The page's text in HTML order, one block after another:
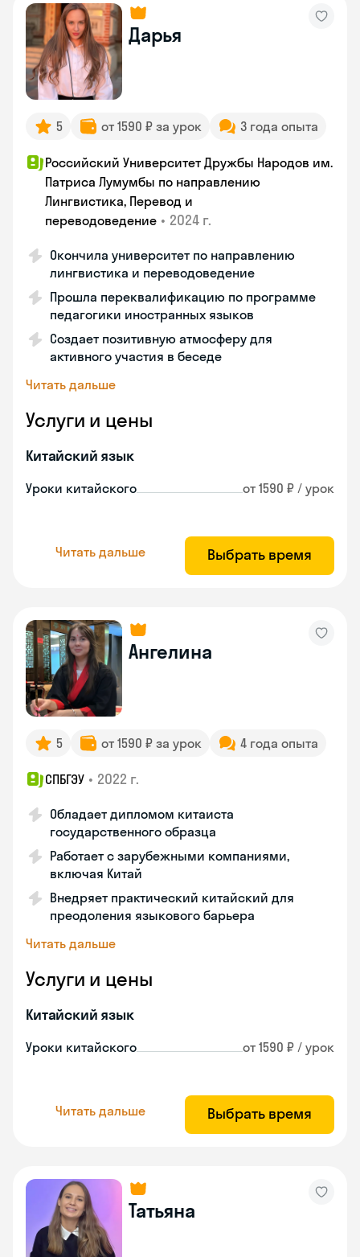
Дарья
5 от 1590 ₽ за урок 3 года опыта
Российский Университет Дружбы Народов им.
Патриса Лумумбы по направлению
Лингвистика, Перевод и
переводоведение • 2024 г.
Окончила университет по направлению
лингвистика и переводоведение
Прошла переквалификацию по программе
педагогики иностранных языков
Создает позитивную атмосферу для
активного участия в беседе
Читать дальше
Услуги и цены
Китайский язык
Уроки китайского от 1590 ₽ / урок
Читать дальше Выбрать время
Ангелина
5 от 1590 ₽ за урок 4 года опыта
СПБГЭУ • 2022 г.
Обладает дипломом китаиста
государственного образца
Работает с зарубежными компаниями,
включая Китай
Внедряет практический китайский для
преодоления языкового барьера
Читать дальше
Услуги и цены
Китайский язык
Уроки китайского от 1590 ₽ / урок
Читать дальше Выбрать время
Татьяна